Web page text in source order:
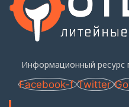
Информационный ресурс
Facebook-f Twitter